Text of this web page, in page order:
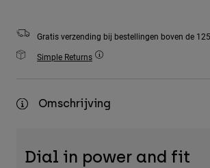
All Accessories
Bags & Backpacks
Alles bekijken
Gratis verzending bij bestellingen boven de
Simple Returns
Omschrijving
Dial in power and fit